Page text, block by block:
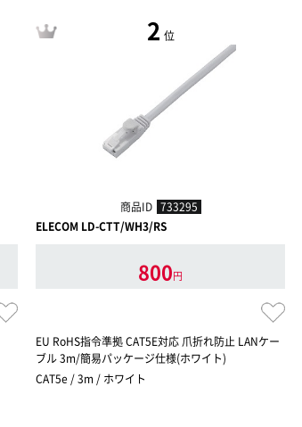
2 位
商品ID 733295
ELECOM LD-CTT/WH3/RS
800円
EU RoHS指令準拠 CAT5E対応 爪折れ防止 LANケー
ブル 3m/簡易パッケージ仕様(ホワイト)
CAT5e / 3m / ホワイト